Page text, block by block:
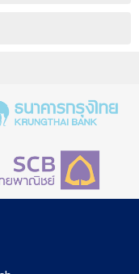
#โค้ชโบว์
ทุกข้อสงสัยเรื่อง ใบ